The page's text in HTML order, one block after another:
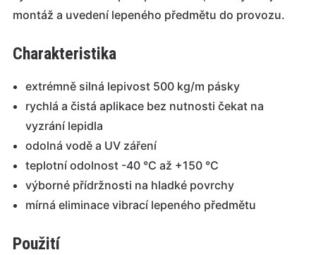
montáž a uvedení lepeného předmětu do provozu.
Charakteristika
extrémně silná lepivost 500 kg/m pásky
rychlá a čistá aplikace bez nutnosti čekat na
vyzrání lepidla
odolná vodě a UV záření
teplotní odolnost -40 °C až +150 °C
výborné přídržnosti na hladké povrchy
mírná eliminace vibrací lepeného předmětu
Použití